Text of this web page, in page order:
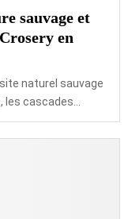
sauvage et
en
naturel sauvage
cascades...